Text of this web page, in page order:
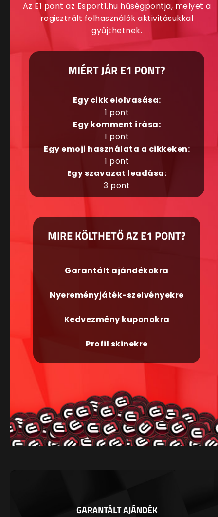
Az E1 pont az Esport1.hu hűségpontja, melyet a
regisztrált felhasználók aktivitásukkal
gyűjthetnek.
MIÉRT JÁR E1 PONT?
Egy cikk elolvasása:
1 pont
Egy komment írása:
1 pont
Egy emoji használata a cikkeken:
1 pont
Egy szavazat leadása:
3 pont
MIRE KÖLTHETŐ AZ E1 PONT?
Garantált ajándékokra
Nyereményjáték-szelvényekre
Kedvezmény kuponokra
Profil skinekre
GARANTÁLT AJÁNDÉK